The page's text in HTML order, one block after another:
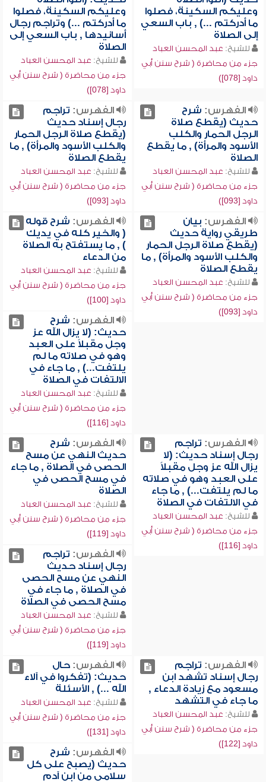
وعليكم السكينة، فصلوا
ما أدركتم ...) , باب السعي
إلى الصلاة
للشيخ: عبد المحسن العباد
جزء من محاضرة ( شرح سنن أبي
داود [078])
وعليكم السكينة، فصلوا
ما أدركتم ...) وتراجم رجال
أسانيدها , باب السعي إلى
الصلاة
للشيخ: عبد المحسن العباد
جزء من محاضرة ( شرح سنن أبي
داود [078])
الفهرس: شرح
حديث (يقطع صلاة
الرجل الحمار والكلب
الأسود والمرأة) , ما يقطع
الصلاة
للشيخ: عبد المحسن العباد
جزء من محاضرة ( شرح سنن أبي
داود [093])
الفهرس: تراجم
رجال إسناد حديث
(يقطع صلاة الرجل الحمار
والكلب الأسود والمرأة) , ما
يقطع الصلاة
للشيخ: عبد المحسن العباد
جزء من محاضرة ( شرح سنن أبي
داود [093])
الفهرس: بيان
طريقي رواية حديث
(يقطع صلاة الرجل الحمار
والكلب الأسود والمرأة) , ما
يقطع الصلاة
للشيخ: عبد المحسن العباد
جزء من محاضرة ( شرح سنن أبي
داود [093])
الفهرس: شرح قوله
( والخير كله في يديك
) , ما يستفتح به الصلاة
من الدعاء
للشيخ: عبد المحسن العباد
جزء من محاضرة ( شرح سنن أبي
داود [100])
الفهرس: شرح
حديث: (لا يزال الله عز
وجل مقبلاً على العبد
وهو في صلاته ما لم
يلتفت...) , ما جاء في
الالتفات في الصلاة
للشيخ: عبد المحسن العباد
جزء من محاضرة ( شرح سنن أبي
داود [116])
الفهرس: تراجم
رجال إسناد حديث: (لا
يزال الله عز وجل مقبلاً
على العبد وهو في صلاته
ما لم يلتفت...) , ما جاء
في الالتفات في الصلاة
للشيخ: عبد المحسن العباد
جزء من محاضرة ( شرح سنن أبي
داود [116])
الفهرس: شرح
حديث النهي عن مسح
الحصى في الصلاة , ما جاء
في مسح الحصى في
الصلاة
للشيخ: عبد المحسن العباد
جزء من محاضرة ( شرح سنن أبي
داود [119])
الفهرس: تراجم
رجال إسناد حديث
النهي عن مسح الحصى
في الصلاة , ما جاء في
مسح الحصى في الصلاة
للشيخ: عبد المحسن العباد
جزء من محاضرة ( شرح سنن أبي
داود [119])
الفهرس: تراجم
رجال إسناد تشهد ابن
مسعود مع زيادة الدعاء ,
ما جاء في التشهد
للشيخ: عبد المحسن العباد
جزء من محاضرة ( شرح سنن أبي
داود [122])
الفهرس:حال
حديث: (تفكروا في آلاء
الله ...) , الأسئلة
للشيخ: عبد المحسن العباد
جزء من محاضرة ( شرح سنن أبي
داود [131])
الفهرس: شرح
حديث (يصبح على كل
سلامى من ابن آدم